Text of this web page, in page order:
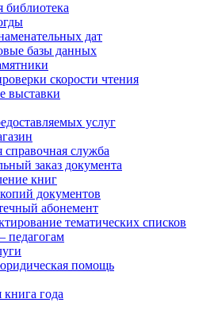
библиотека
дат
базы данных
скорости чтения
выставки
услуг
справочная служба
заказ документа
книг
документов
абонемент
тематических списков
педагогам
помощь
книга года